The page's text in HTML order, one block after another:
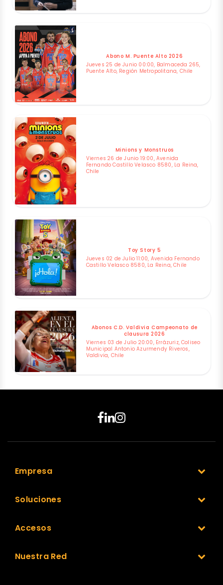
Abono M. Puente Alto 2026
Jueves 25 de Junio 00:00, Balmaceda 265,
Puente Alto, Región Metropolitana, Chile
Minions y Monstruos
Viernes 26 de Junio 19:00, Avenida
Fernando Castillo Velasco 8580, La Reina,
Chile
Toy Story 5
Jueves 02 de Julio 11:00, Avenida Fernando
Castillo Velasco 8580, La Reina, Chile
Abonos C.D. Valdivia Campeonato de
clausura 2026
Viernes 03 de Julio 20:00, Errázuriz, Coliseo
Municipal Antonio Azurmendy Riveros,
Valdivia, Chile
Empresa
Soluciones
Accesos
Nuestra Red